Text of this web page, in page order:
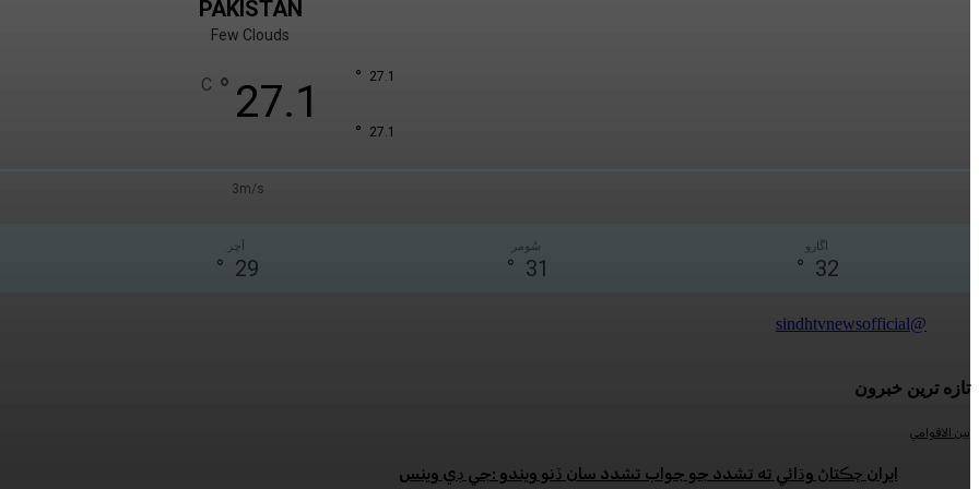
PAKISTAN
Few Clouds
27.1
°
C 27.1
°
27.1
°
3m/s
آچر
29
°
سُومر
31
°
اڱارو
32
°
@sindhtvnewsofficial
تازه ترين خبرون
بين الاقوامي
ايران ڇڪتاڻ وڌائي ته تشدد جو جواب تشدد سان ڏنو ويندو :جي ڊي وينس